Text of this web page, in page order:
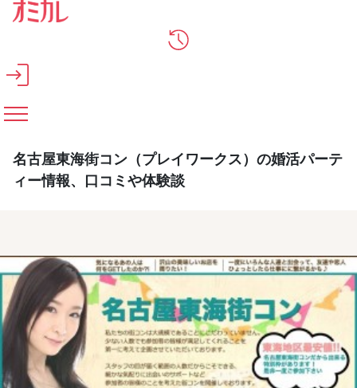
メインコンテンツへスキップ
名古屋東海街コン（プレイワークス）の婚活パーテ
ィー情報、口コミや体験談